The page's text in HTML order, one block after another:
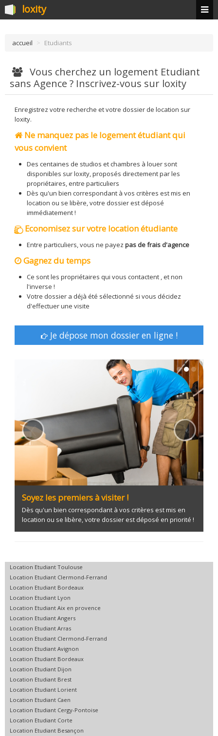
loxity
accueil > Etudiants
Vous cherchez un logement Etudiant
sans Agence ? Inscrivez-vous sur loxity
Enregistrez votre recherche et votre dossier de location sur
loxity.
Ne manquez pas le logement étudiant qui
vous convient
Des centaines de studios et chambres à louer sont
disponibles sur loxity, proposés directement par les
propriétaires, entre particuliers
Dès qu'un bien correspondant à vos critères est mis en
location ou se libère, votre dossier est déposé
immédiatement !
Economisez sur votre location étudiante
Entre particuliers, vous ne payez pas de frais d'agence
Gagnez du temps
Ce sont les propriétaires qui vous contactent , et non
l'inverse !
Votre dossier a déjà été sélectionné si vous décidez
d'effectuer une visite
Je dépose mon dossier en ligne !
Soyez les premiers à visiter !
Dès qu'un bien correspondant à vos critères est mis en
location ou se libère, votre dossier est déposé en priorité !
‹ ›
Location Etudiant Toulouse
Location Etudiant Clermond-Ferrand
Location Etudiant Bordeaux
Location Etudiant Lyon
Location Etudiant Aix en provence
Location Etudiant Angers
Location Etudiant Arras
Location Etudiant Clermond-Ferrand
Location Etudiant Avignon
Location Etudiant Bordeaux
Location Etudiant Dijon
Location Etudiant Brest
Location Etudiant Lorient
Location Etudiant Caen
Location Etudiant Cergy-Pontoise
Location Etudiant Corte
Location Etudiant Besançon